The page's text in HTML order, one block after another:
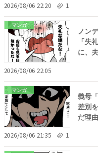
2026/08/06 22:20 1
マンガ
ノン
「失
に、
2026/08/06 22:05
マンガ
義母
差別
だ理
2026/08/06 21:35 1